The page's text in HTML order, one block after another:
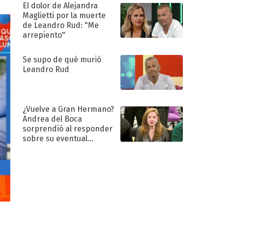
El dolor de Alejandra
Maglietti por la muerte
de Leandro Rud: "Me
arrepiento"
Se supo de qué murió
Leandro Rud
¿Vuelve a Gran Hermano?
Andrea del Boca
sorprendió al responder
sobre su eventual